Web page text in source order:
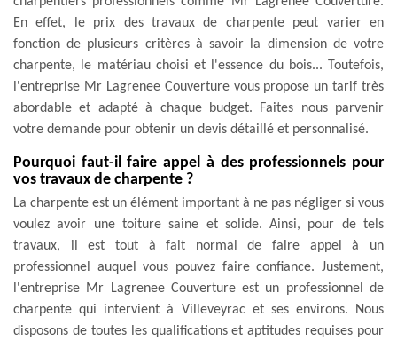
En effet, le prix des travaux de charpente peut varier en
fonction de plusieurs critères à savoir la dimension de votre
charpente, le matériau choisi et l'essence du bois... Toutefois,
l'entreprise Mr Lagrenee Couverture vous propose un tarif très
abordable et adapté à chaque budget. Faites nous parvenir
votre demande pour obtenir un devis détaillé et personnalisé.
Pourquoi faut-il faire appel à des professionnels pour
vos travaux de charpente ?
La charpente est un élément important à ne pas négliger si vous
voulez avoir une toiture saine et solide. Ainsi, pour de tels
travaux, il est tout à fait normal de faire appel à un
professionnel auquel vous pouvez faire confiance. Justement,
l'entreprise Mr Lagrenee Couverture est un professionnel de
charpente qui intervient à Villeveyrac et ses environs. Nous
disposons de toutes les qualifications et aptitudes requises pour